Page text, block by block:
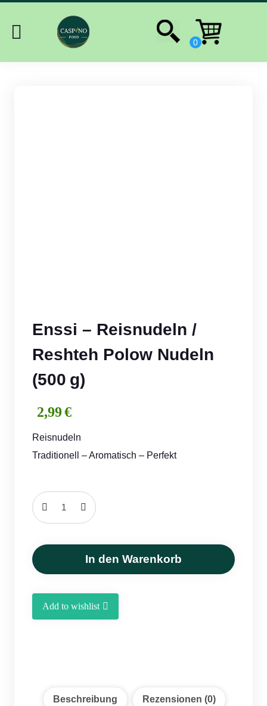
Enssi – Reisnudeln /
Reshteh Polow Nudeln
(500 g)
€
2,99
Reisnudeln
Traditionell – Aromatisch – Perfekt
Enssi
In den Warenkorb
Add to wishlist
Beschreibung Rezensionen (0)